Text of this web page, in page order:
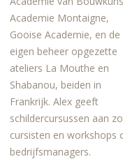
Academie Montaigne,
Gooise Academie, en de
eigen beheer opgezette
ateliers La Mouthe en
Shabanou, beiden in
Frankrijk. Alex geeft
schildercursussen aan
cursisten en workshops
bedrijfsmanagers.